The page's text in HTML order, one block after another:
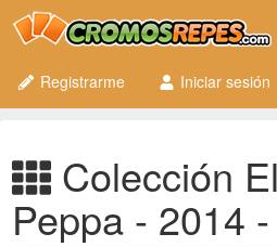
Registrarme
Iniciar sesión
Colección
Peppa - 2014